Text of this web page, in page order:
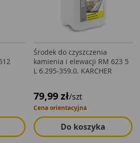
Środek do czyszczenia
kamienia i elewacji RM 623 5
L 6.295-359.0. KARCHER
79,99 zł/szt
Cena orientacyjna
Do koszyka